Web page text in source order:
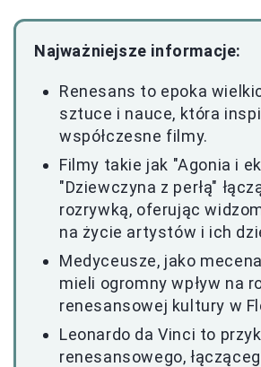
Najważniejsze informacje:
Renesans to epoka
sztuce i nauce, która
współczesne filmy.
Filmy takie jak "Agonia i
"Dziewczyna z perłą"
rozrywką, oferując
na życie artystów i ich
Medyceusze, jako
mieli ogromny wpływ na
renesansowej kultury w
Leonardo da Vinci to
renesansowego,